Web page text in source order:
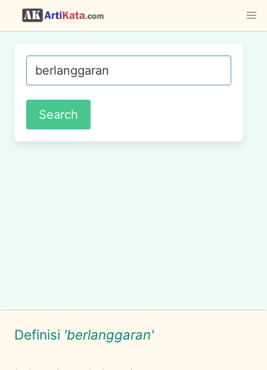
Definisi 'berlanggaran'